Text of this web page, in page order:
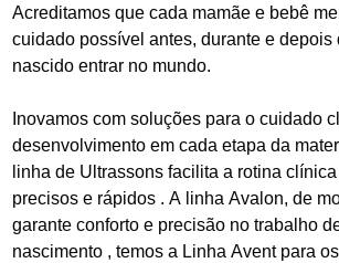
Acreditamos que cada mamãe e bebê
cuidado possível antes, durante e depois
nascido entrar no mundo.
Inovamos com soluções para o cuidado
desenvolvimento em cada etapa da
linha de Ultrassons facilita a rotina
precisos e rápidos . A linha Avalon, de
garante conforto e precisão no trabalho
nascimento , temos a Linha Avent para